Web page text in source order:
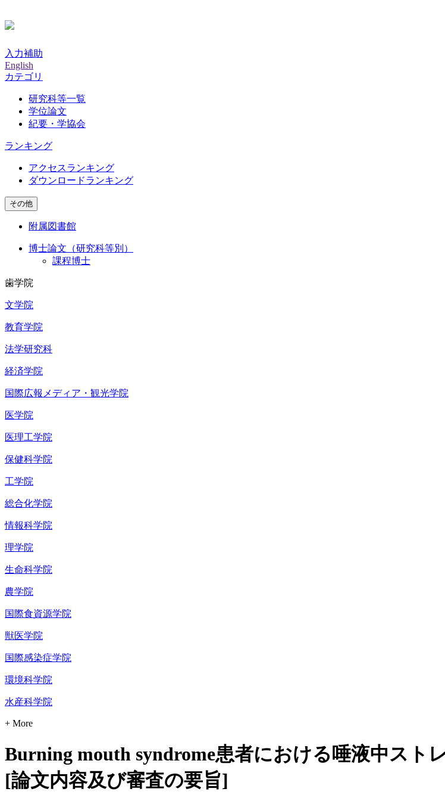
入力補助
English
カテゴリ
研究科等一覧
学位論文
紀要・学協会
ランキング
アクセスランキング
ダウンロードランキング
その他
附属図書館
博士論文（研究科等別）
課程博士
歯学院
文学院
教育学院
法学研究科
経済学院
国際広報メディア・観光学院
医学院
医理工学院
保健科学院
工学院
総合化学院
情報科学院
理学院
生命科学院
農学院
国際食資源学院
獣医学院
国際感染症学院
環境科学院
水産科学院
+ More
Burning mouth syndrome患者における唾液中スト
[論文内容及び審査の要旨]